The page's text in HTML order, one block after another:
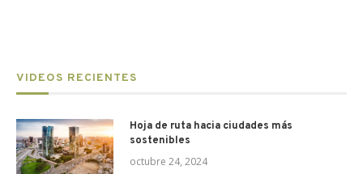
VIDEOS RECIENTES
Hoja de ruta hacia ciudades más
sostenibles
octubre 24, 2024